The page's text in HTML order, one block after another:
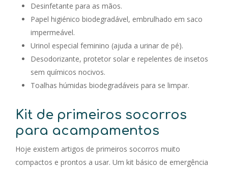
Desinfetante para as mãos.
Papel higiénico biodegradável, embrulhado em saco
impermeável.
Urinol especial feminino (ajuda a urinar de pé).
Desodorizante, protetor solar e repelentes de insetos
sem químicos nocivos.
Toalhas húmidas biodegradáveis para se limpar.
Kit de primeiros socorros
para acampamentos
Hoje existem artigos de primeiros socorros muito
compactos e prontos a usar. Um kit básico de emergência